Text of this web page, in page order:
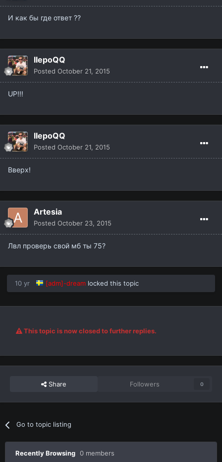
И как бы где ответ ??
IIepoQQ
Posted October 21, 2015
UP!!!
IIepoQQ
Posted October 21, 2015
Вверх!
Artesia
Posted October 23, 2015
Лвл проверь свой мб ты 75?
10 yr [adm]-dream locked this topic
This topic is now closed to further replies.
Share Followers 0
Go to topic listing
Recently Browsing 0 members